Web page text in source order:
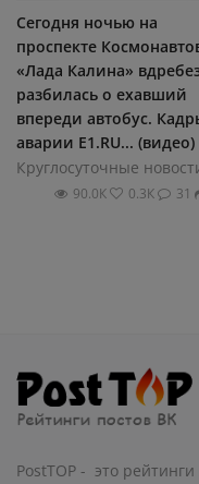
Сегодня ночью на
проспекте
«Лада Калина»
разбилась о ехавший
впереди автобус.
аварии E1.RU... (видео)
Круглосуточные
90.0К 0.3К 31
PostTOP - это